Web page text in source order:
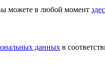
можете в любой момент
данных в